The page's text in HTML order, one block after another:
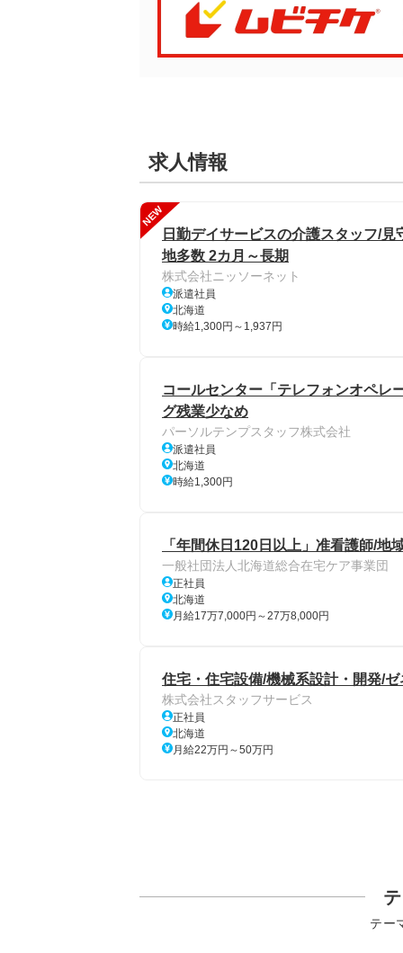
求人情報
NEW
日勤デイサービスの介護スタッフ/
地多数 2カ月～長期
株式会社ニッソーネット
派遣社員
北海道
時給1,300円～1,937円
コールセンター「テレフォンオペレ
グ残業少なめ
パーソルテンプスタッフ株式会社
派遣社員
北海道
時給1,300円
「年間休日120日以上」准看護師/地
一般社団法人北海道総合在宅ケア事業団
正社員
北海道
月給17万7,000円～27万8,000円
住宅・住宅設備/機械系設計・開発/
株式会社スタッフサービス
正社員
北海道
月給22万円～50万円
テー